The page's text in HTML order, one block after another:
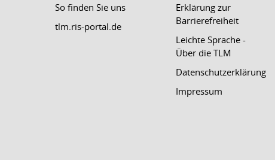
So finden Sie uns
tlm.ris-portal.de
Erklärung zur
Barrierefreiheit
Leichte Sprache -
Über die TLM
Datenschutzerklärung
Impressum